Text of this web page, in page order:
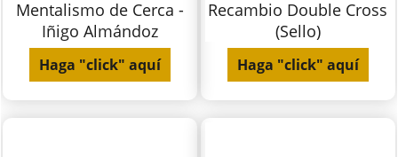
Mentalismo de Cerca -
Iñigo Almándoz
Haga "click" aquí
Recambio Double Cross
(Sello)
Haga "click" aquí